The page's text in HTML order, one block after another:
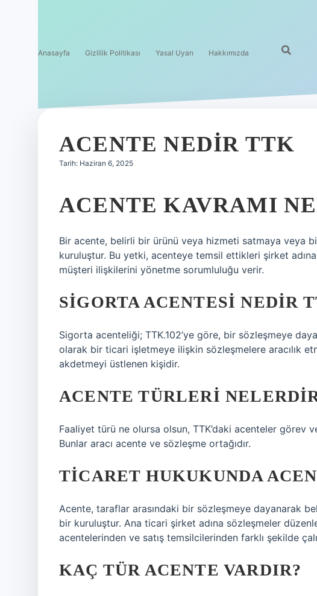
Anasayfa Gizlilik Politikası Yasal Uyarı Hakkımızda
ACENTE NEDIR TTK
Tarih: Haziran 6, 2025
ACENTE KAVRAMI
Bir acente, belirli bir ürünü veya hizmeti satmaya veya
kuruluştur. Bu yetki, acenteye temsil ettikleri şirket
müşteri ilişkilerini yönetme sorumluluğu verir.
SIGORTA ACENTESI NEDIR
Sigorta acenteliği; TTK.102’ye göre, bir sözleşmeye
olarak bir ticari işletmeye ilişkin sözleşmelere aracılık
akdetmeyi üstlenen kişidir.
ACENTE TÜRLERI
Faaliyet türü ne olursa olsun, TTK’daki acenteler görev
Bunlar aracı acente ve sözleşme ortağıdır.
TICARET HUKUKUNDA
Acente, taraflar arasındaki bir sözleşmeye dayanarak
bir kuruluştur. Ana ticari şirket adına sözleşmeler
acentelerinden ve satış temsilcilerinden farklı şekilde
KAÇ TÜR ACENTE VARDIR?